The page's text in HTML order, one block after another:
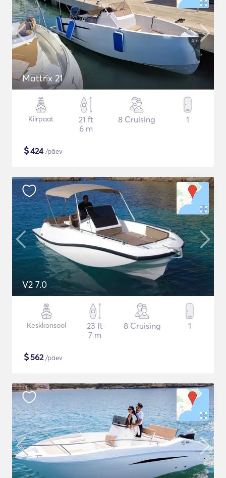
Mattrix 21
Kiirpaat
21 ft
6 m
8 Cruising 1
$424/päev
V2 7.0
Keskkonsool
23 ft
7 m
8 Cruising 1
$562/päev